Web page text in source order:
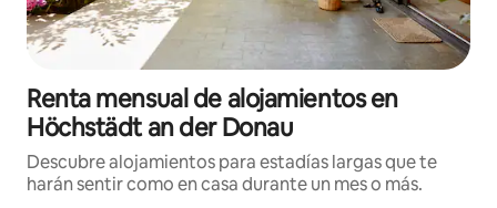
Renta mensual de alojamientos en
Höchstädt an der Donau
Descubre alojamientos para estadías largas que te
harán sentir como en casa durante un mes o más.